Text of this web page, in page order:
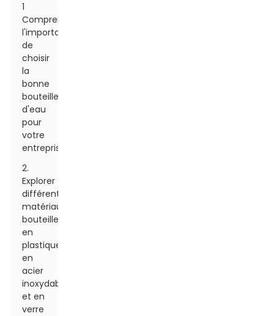
1
Comprendre
l'importance
de
choisir
la
bonne
bouteille
d'eau
pour
votre
entreprise
2.
Explorer
différents
matériaux :
bouteilles
en
plastique,
en
acier
inoxydable
et en
verre